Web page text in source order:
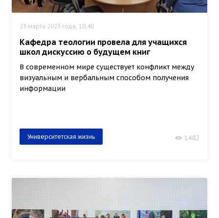
23 марта 2023 года, 10:40
Кафедра теологии провела для учащихся
школ дискуссию о будущем книг
В современном мире существует конфликт между
визуальным и вербальным способом получения
информации
Университетская жизнь 1482